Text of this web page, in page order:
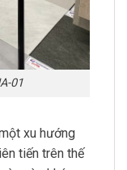
01
xu hướng
tiến trên thế